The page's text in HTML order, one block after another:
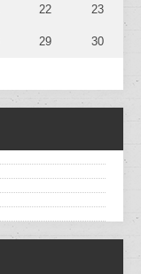
22 23
29 30